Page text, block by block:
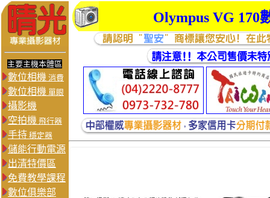
Olympus VG 170
主要主機本體區
數位相機 消費
數位相機 單眼
攝影機
空拍機 飛行器
手持 穩定器
儲能行動電源
出清特價區
免費教學課程
數位俱樂部